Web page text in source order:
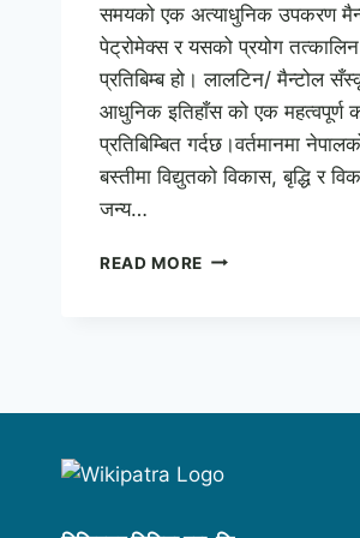
समयको एक अत्याधुनिक उपकरण
पेट्रोमेक्स र यसको प्रयोग
प्रतिबिम्ब हो। लालटिन/ मैन्टोल
आधुनिक इतिहाँस को एक महत्वपूर्ण
प्रतिबिम्बित गर्दछ।वर्तमानमा
बस्तीमा विद्युतको विकास, बृद्धि र
जन्य…
READ MORE रहेन